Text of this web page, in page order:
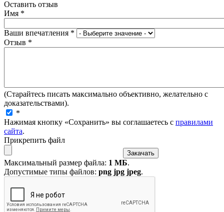
Оставить отзыв
Имя *
Ваши впечатления *
Отзыв *
(Старайтесь писать максимально объективно, желательно с
доказательствами).
*
Нажимая кнопку «Сохранить» вы соглашаетесь с правилами
сайта.
Прикрепить файл
Максимальный размер файла: 1 МБ.
Допустимые типы файлов: png jpg jpeg.